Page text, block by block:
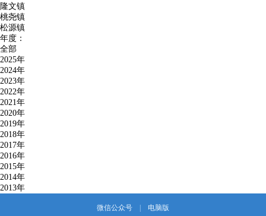
隆文镇
桃尧镇
松源镇
年度：
全部
2025年
2024年
2023年
2022年
2021年
2020年
2019年
2018年
2017年
2016年
2015年
2014年
2013年
微信公众号 电脑版